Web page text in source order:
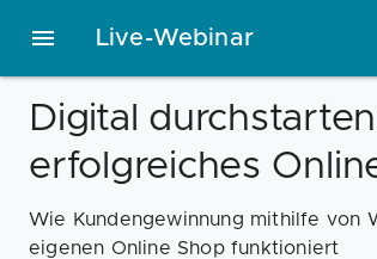
Live-Webinar
Digital
erfolgreiches
Wie Kundengewinnung mithilfe von
eigenen Online Shop funktioniert